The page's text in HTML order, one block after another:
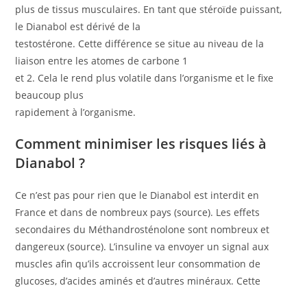
plus de tissus musculaires. En tant que stéroïde puissant,
le Dianabol est dérivé de la
testostérone. Cette différence se situe au niveau de la
liaison entre les atomes de carbone 1
et 2. Cela le rend plus volatile dans l’organisme et le fixe
beaucoup plus
rapidement à l’organisme.
Comment minimiser les risques liés à
Dianabol ?
Ce n’est pas pour rien que le Dianabol est interdit en
France et dans de nombreux pays (source). Les effets
secondaires du Méthandrosténolone sont nombreux et
dangereux (source). L’insuline va envoyer un signal aux
muscles afin qu’ils accroissent leur consommation de
glucoses, d’acides aminés et d’autres minéraux. Cette